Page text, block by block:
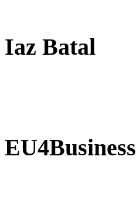
Iaz Batal
EU4Business